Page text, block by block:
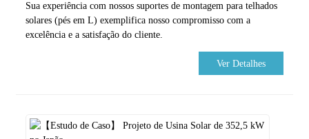
Sua experiência com nossos suportes de montagem para telhados
solares (pés em L) exemplifica nosso compromisso com a
excelência e a satisfação do cliente.
Ver Detalhes